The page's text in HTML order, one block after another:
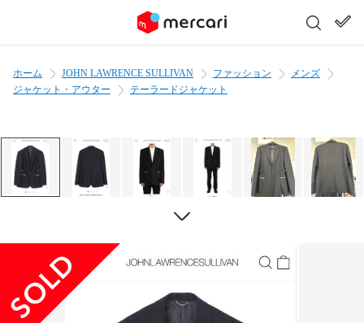
ホーム JOHN LAWRENCE SULLIVAN ファッション
メンズ
ジャケット・アウター
テーラードジャケット